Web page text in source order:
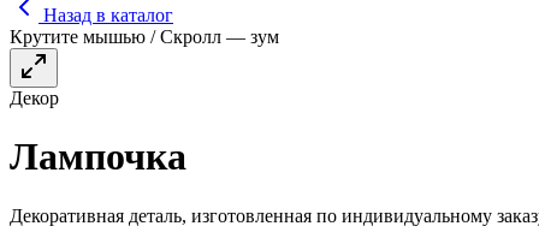
Назад в каталог
Крутите мышью / Скролл — зум
Декор
Лампочка
Декоративная деталь, изготовленная по индивидуальному